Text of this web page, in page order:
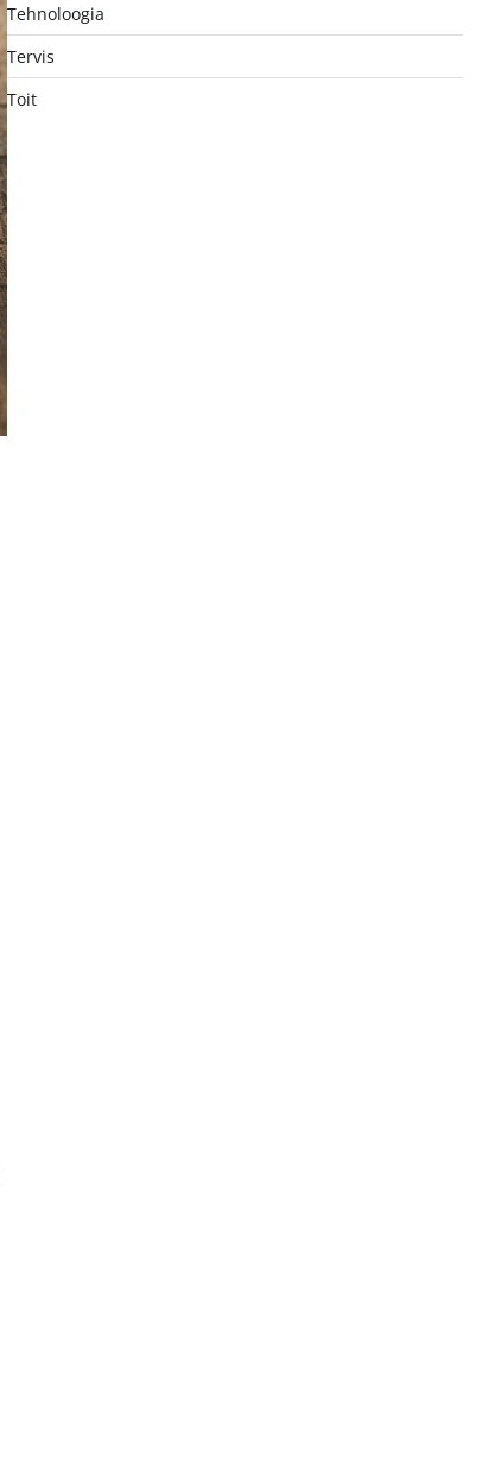
Tehnoloogia
Tervis
Toit